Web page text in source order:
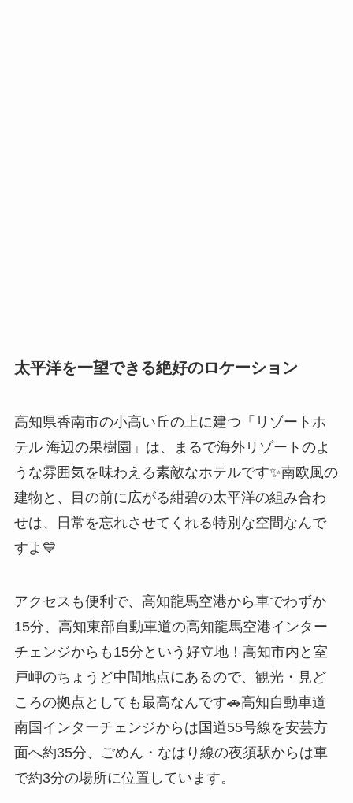
太平洋を一望できる絶好のロケーション
高知県香南市の小高い丘の上に建つ「リゾートホ
テル 海辺の果樹園」は、まるで海外リゾートのよ
うな雰囲気を味わえる素敵なホテルです✨南欧風の
建物と、目の前に広がる紺碧の太平洋の組み合わ
せは、日常を忘れさせてくれる特別な空間なんで
すよ💙
アクセスも便利で、高知龍馬空港から車でわずか
15分、高知東部自動車道の高知龍馬空港インター
チェンジからも15分という好立地！高知市内と室
戸岬のちょうど中間地点にあるので、観光・見ど
ころの拠点としても最高なんです🚗高知自動車道
南国インターチェンジからは国道55号線を安芸方
面へ約35分、ごめん・なはり線の夜須駅からは車
で約3分の場所に位置しています。